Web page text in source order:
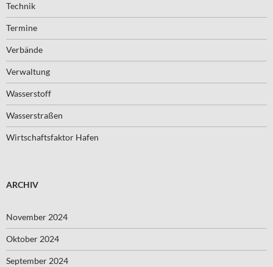
Technik
Termine
Verbände
Verwaltung
Wasserstoff
Wasserstraßen
Wirtschaftsfaktor Hafen
ARCHIV
November 2024
Oktober 2024
September 2024